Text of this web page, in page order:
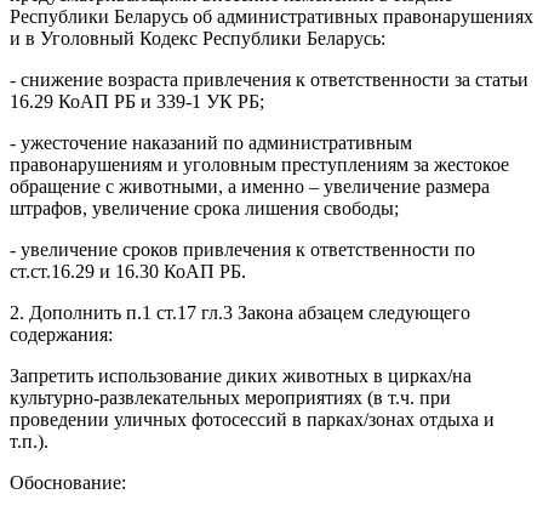
Республики Беларусь об административных правонарушениях
и в Уголовный Кодекс Республики Беларусь:
- снижение возраста привлечения к ответственности за статьи
16.29 КоАП РБ и 339-1 УК РБ;
- ужесточение наказаний по административным
правонарушениям и уголовным преступлениям за жестокое
обращение с животными, а именно – увеличение размера
штрафов, увеличение срока лишения свободы;
- увеличение сроков привлечения к ответственности по
ст.ст.16.29 и 16.30 КоАП РБ.
2. Дополнить п.1 ст.17 гл.3 Закона абзацем следующего
содержания:
Запретить использование диких животных в цирках/на
культурно-развлекательных мероприятиях (в т.ч. при
проведении уличных фотосессий в парках/зонах отдыха и
т.п.).
Обоснование: